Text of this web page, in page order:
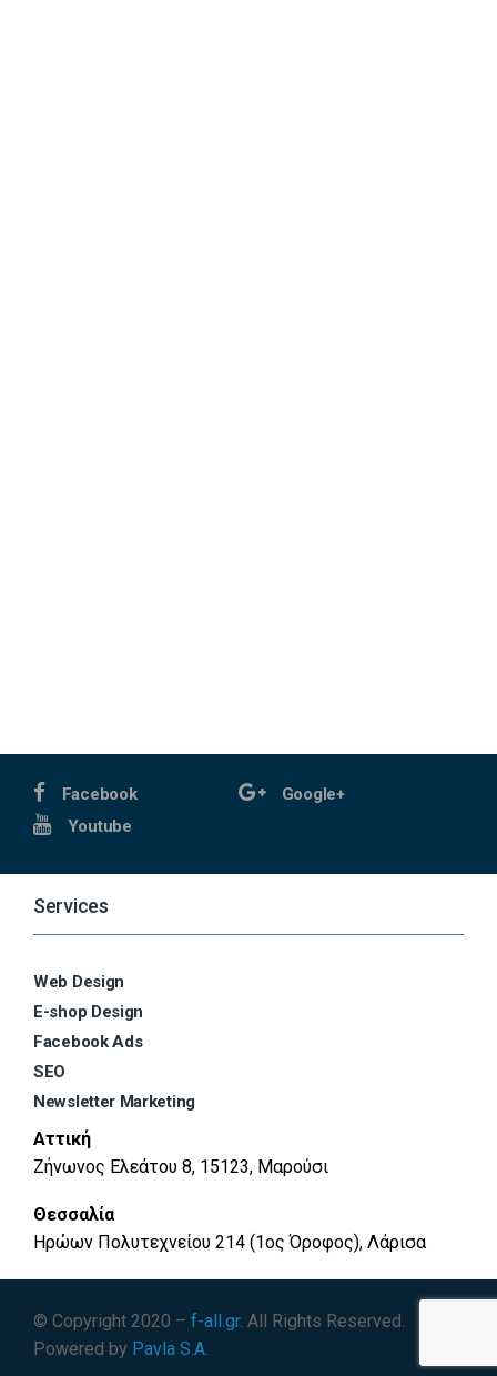
Facebook
Google+
Youtube
Services
Web Design
E-shop Design
Facebook Ads
SEO
Newsletter Marketing
Αττική
Ζήνωνος Ελεάτου 8, 15123, Μαρούσι
Θεσσαλία
Ηρώων Πολυτεχνείου 214 (1ος Όροφος), Λάρισα
© Copyright 2020 – f-all.gr. All Rights Reserved.
Powered by Pavla S.A.